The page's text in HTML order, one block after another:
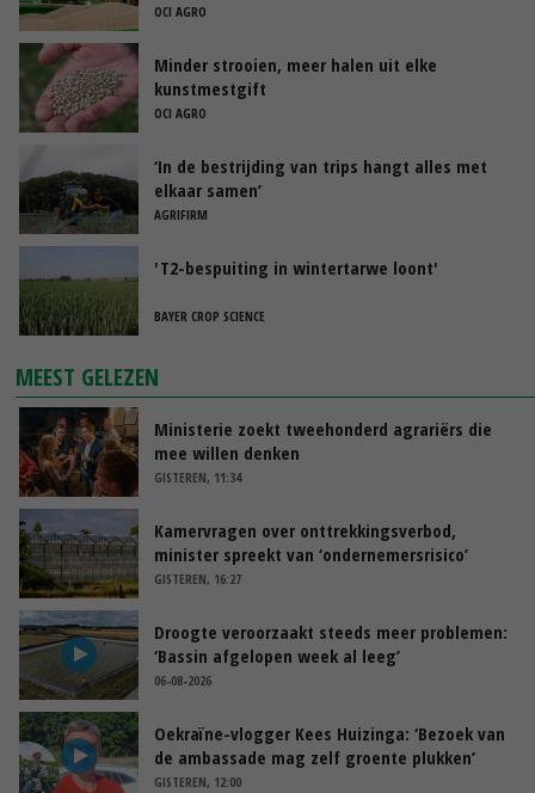
OCI AGRO
Minder strooien, meer halen uit elke
kunstmestgift
OCI AGRO
‘In de bestrijding van trips hangt alles met
elkaar samen’
AGRIFIRM
'T2-bespuiting in wintertarwe loont'
BAYER CROP SCIENCE
MEEST GELEZEN
Ministerie zoekt tweehonderd agrariërs die
mee willen denken
GISTEREN, 11:34
Kamervragen over onttrekkingsverbod,
minister spreekt van ‘ondernemersrisico’
GISTEREN, 16:27
Droogte veroorzaakt steeds meer problemen:
‘Bassin afgelopen week al leeg’
06-08-2026
Oekraïne-vlogger Kees Huizinga: ‘Bezoek van
de ambassade mag zelf groente plukken’
GISTEREN, 12:00